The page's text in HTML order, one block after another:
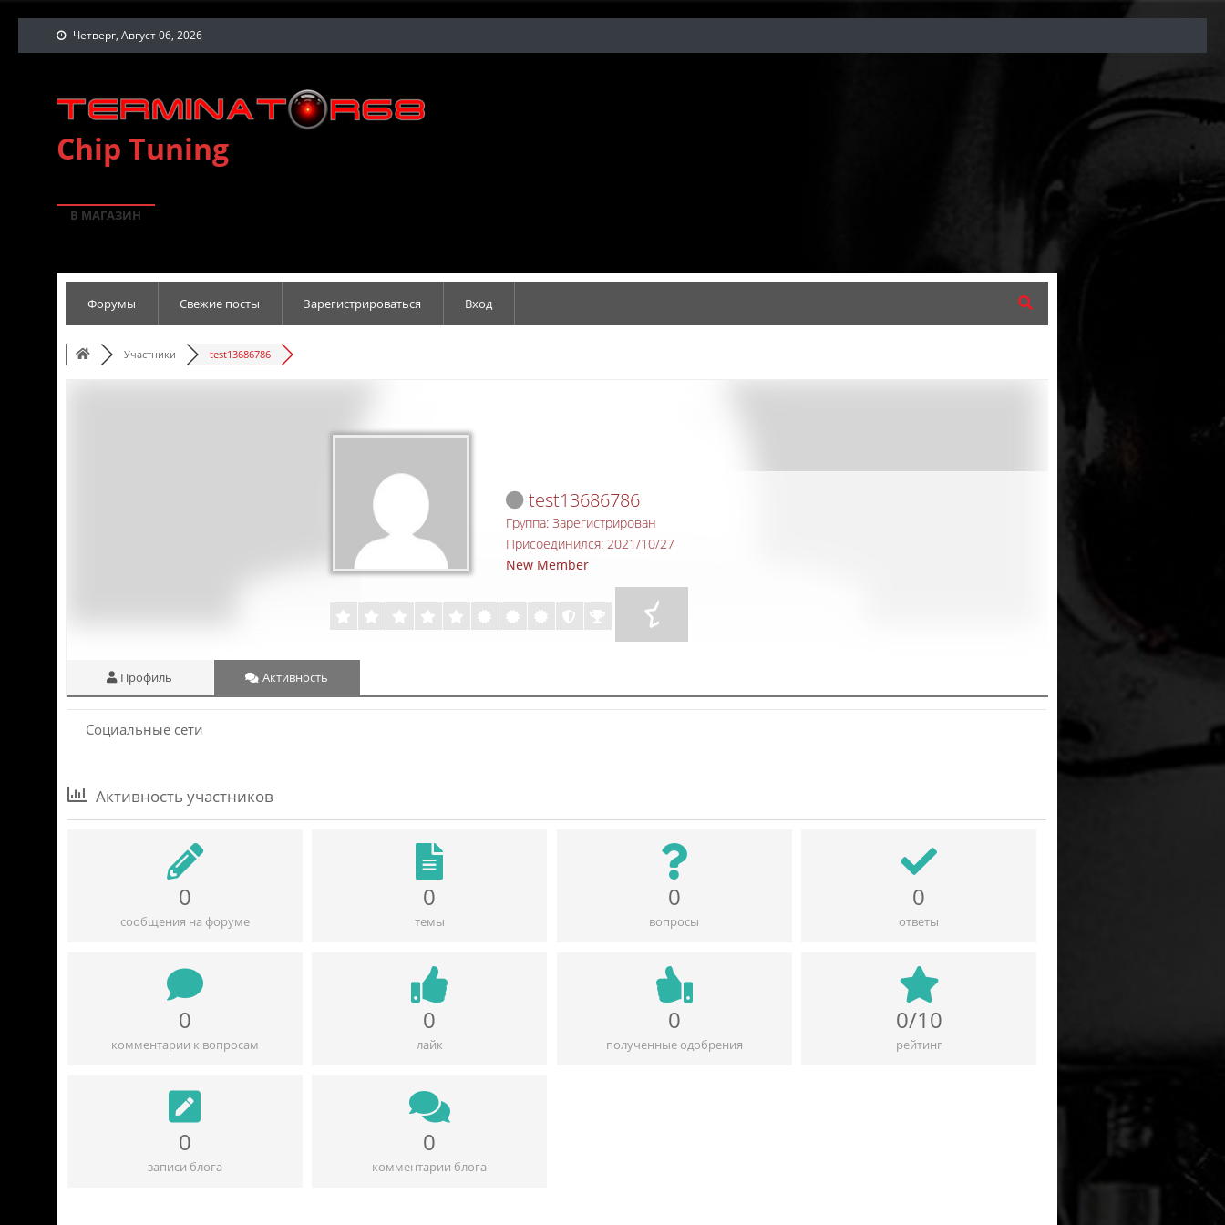
Четверг, Август 06, 2026
Chip Tuning
В МАГАЗИН
Форумы Свежие посты Зарегистрироваться Вход
Участники test13686786
test13686786
Группа: Зарегистрирован
Присоединился: 2021/10/27
New Member
Профиль Активность
Социальные сети
Активность участников
0
сообщения на форуме
0
темы
0
вопросы
0
ответы
0
комментарии к вопросам
0
лайк
0
полученные одобрения
0/10
рейтинг
0
записи блога
0
комментарии блога